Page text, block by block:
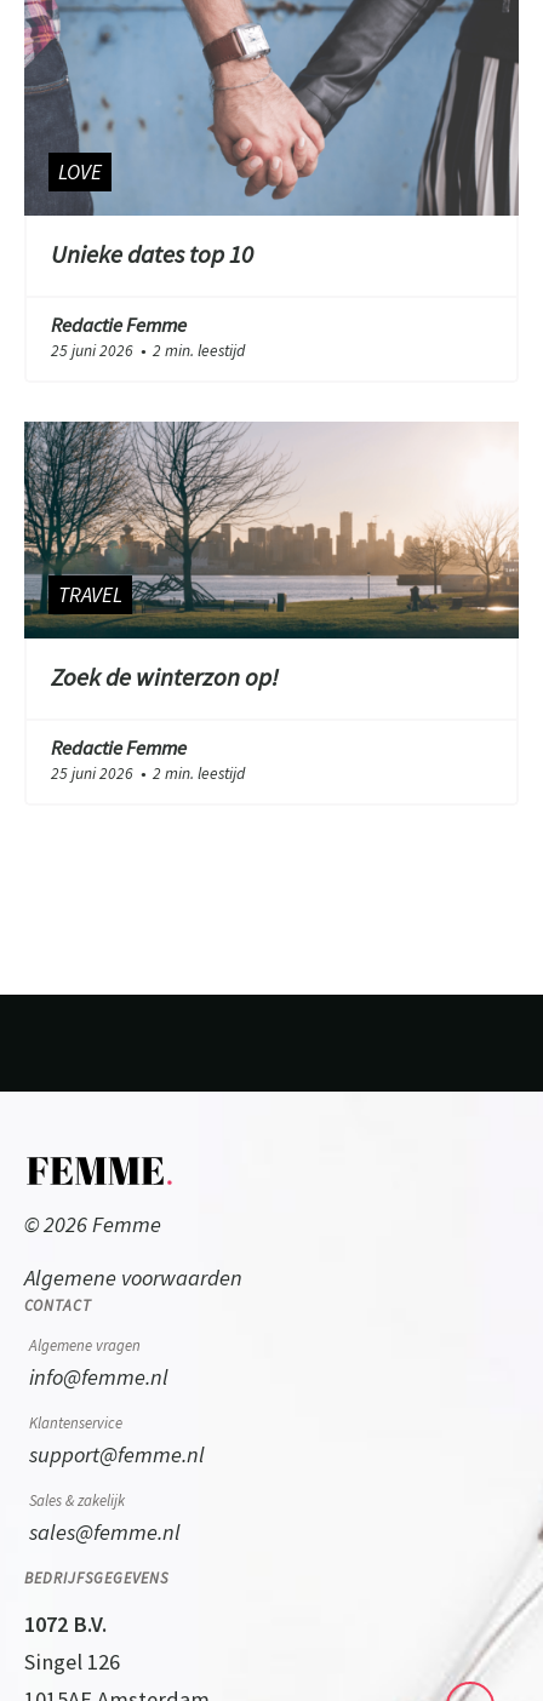
LOVE
Unieke dates top 10
Redactie Femme
25 juni 2026 ● 2 min. leestijd
TRAVEL
Zoek de winterzon op!
Redactie Femme
25 juni 2026 ● 2 min. leestijd
© 2026 Femme
Algemene voorwaarden
CONTACT
Algemene vragen
info@femme.nl
Klantenservice
support@femme.nl
Sales & zakelijk
sales@femme.nl
BEDRIJFSGEGEVENS
1072 B.V.
Singel 126